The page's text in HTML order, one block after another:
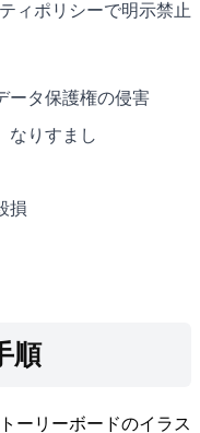
ィポリシーで明示禁止
ータ保護権の侵害
なりすまし
損
順